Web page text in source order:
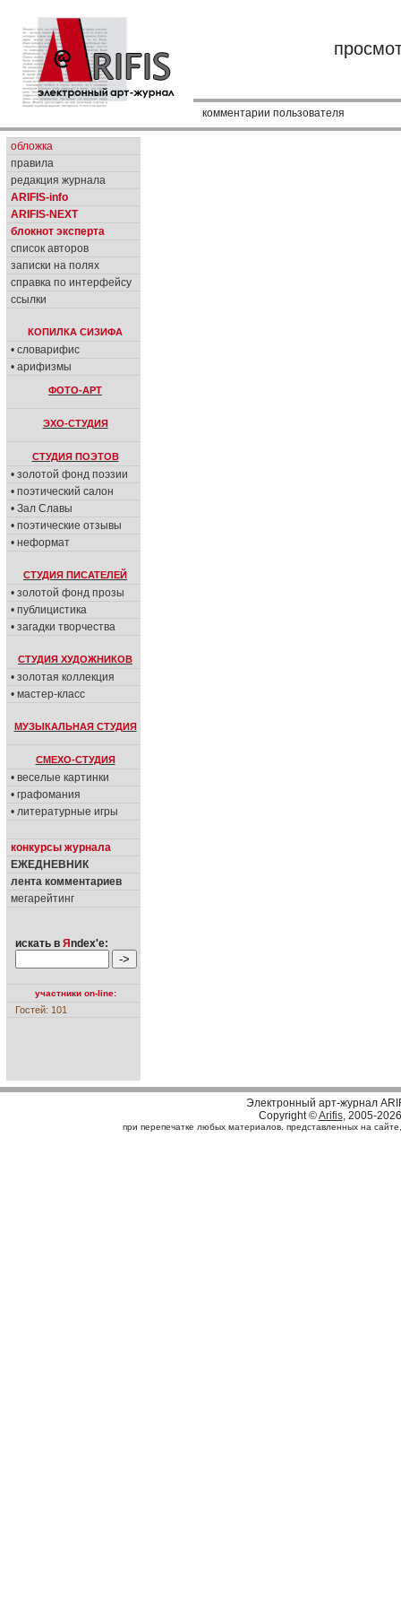
комментарии пользователя
обложка
правила
редакция журнала
ARIFIS-info
ARIFIS-NEXT
блокнот эксперта
список авторов
записки на полях
справка по интерфейсу
ссылки
КОПИЛКА СИЗИФА
• словарифис
• арифизмы
ФОТО-АРТ
ЭХО-СТУДИЯ
СТУДИЯ ПОЭТОВ
• золотой фонд поэзии
• поэтический салон
• Зал Славы
• поэтические отзывы
• неформат
СТУДИЯ ПИСАТЕЛЕЙ
• золотой фонд прозы
• публицистика
• загадки творчества
СТУДИЯ ХУДОЖНИКОВ
• золотая коллекция
• мастер-класс
МУЗЫКАЛЬНАЯ СТУДИЯ
СМЕХО-СТУДИЯ
• веселые картинки
• графомания
• литературные игры
конкурсы журнала
ЕЖЕДНЕВНИК
лента комментариев
мегарейтинг
искать в Я ndex'е:
участники on-line:
Гостей: 101
Электронный арт-журнал
Copyright ©Arifis, 2005-2026
при перепечатке любых материалов, представленных на